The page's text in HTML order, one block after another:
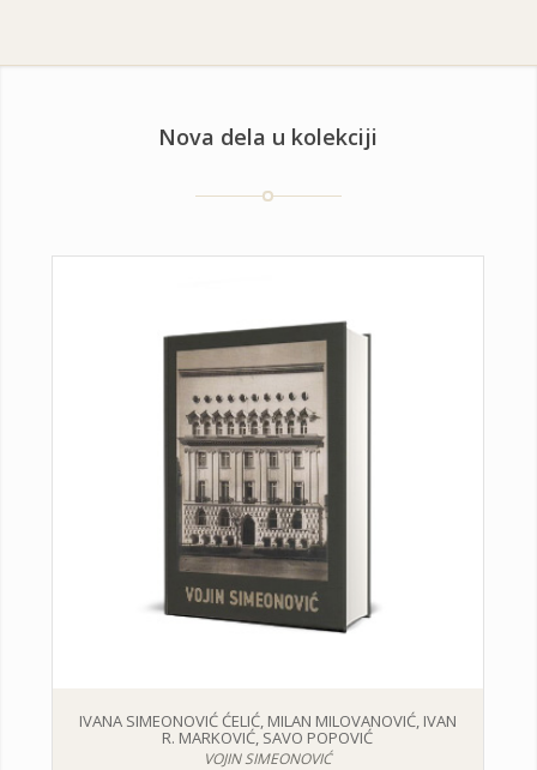
Nova dela u kolekciji
IVANA SIMEONOVIĆ ĆELIĆ, MILAN MILOVANOVIĆ, IVAN
R. MARKOVIĆ, SAVO POPOVIĆ
VOJIN SIMEONOVIĆ